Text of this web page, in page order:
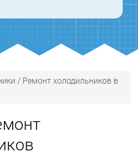
/ Ремонт холодильников в